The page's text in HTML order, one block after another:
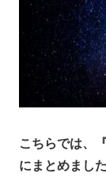
こちらでは、
にまとめました